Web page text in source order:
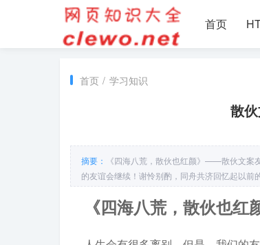
首页
首页 / 学习知识
散
摘要：
《四海八荒，散伙也红颜》——散伙文案
的友谊会继续！谢怜别酌，同舟共济回忆起以
心中。醉绣亭前——笑靥如花在我们的友谊里，
《四海八荒，散伙也